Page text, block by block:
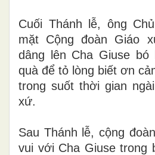
Cuối Thánh lễ, ông
mặt Cộng đoàn Giáo
dâng lên Cha Giuse
quà để tỏ lòng biết ơn
trong suốt thời gian
xứ.
Sau Thánh lễ, cộng
vui với Cha Giuse trong